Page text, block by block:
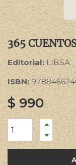
365
Editorial: LIBSA
ISBN:
$ 990